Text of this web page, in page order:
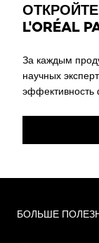
L'ORÉAL
За каждым
научных
эффективность
БОЛЬШЕ